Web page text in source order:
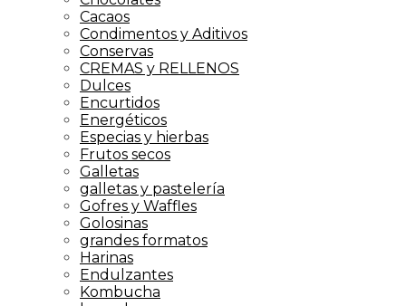
Cacaos
Condimentos y Aditivos
Conservas
CREMAS y RELLENOS
Dulces
Encurtidos
Energéticos
Especias y hierbas
Frutos secos
Galletas
galletas y pastelería
Gofres y Waffles
Golosinas
grandes formatos
Harinas
Endulzantes
Kombucha